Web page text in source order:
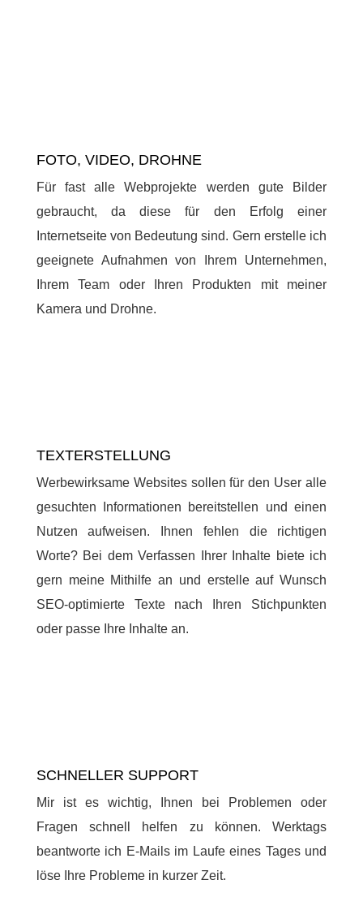
FOTO, VIDEO, DROHNE
Für fast alle Webprojekte werden gute Bilder
gebraucht, da diese für den Erfolg einer
Internetseite von Bedeutung sind. Gern erstelle ich
geeignete Aufnahmen von Ihrem Unternehmen,
Ihrem Team oder Ihren Produkten mit meiner
Kamera und Drohne.
TEXTERSTELLUNG
Werbewirksame Websites sollen für den User alle
gesuchten Informationen bereitstellen und einen
Nutzen aufweisen. Ihnen fehlen die richtigen
Worte? Bei dem Verfassen Ihrer Inhalte biete ich
gern meine Mithilfe an und erstelle auf Wunsch
SEO-optimierte Texte nach Ihren Stichpunkten
oder passe Ihre Inhalte an.
SCHNELLER SUPPORT
Mir ist es wichtig, Ihnen bei Problemen oder
Fragen schnell helfen zu können. Werktags
beantworte ich E-Mails im Laufe eines Tages und
löse Ihre Probleme in kurzer Zeit.